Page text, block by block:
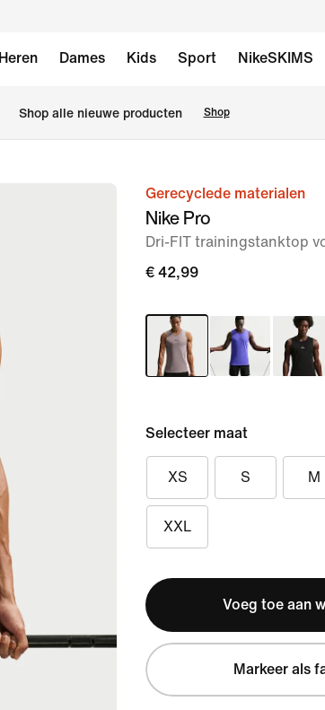
Heren Dames Kids Sport NikeSKIMS
Shop alle nieuwe producten Shop
afbeelding
Gerecyclede materialen
Nike Pro
Dri-FIT trainingstanktop
€ 42,99
Selecteer maat
XS S M
XXL
Voeg toe aan
Markeer als